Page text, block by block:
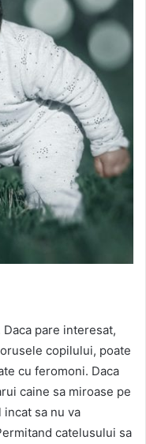
pare interesat,
copilului, poate
cu feromoni. Daca
caine sa miroase pe
sa nu va
catelusului sa